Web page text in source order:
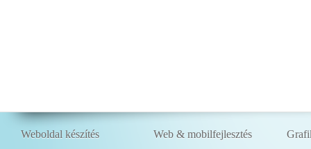
Weboldal készítés Web & mobilfejlesztés